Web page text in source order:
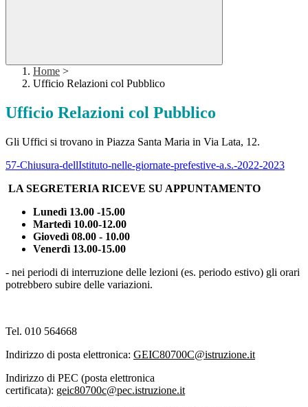
Home >
Ufficio Relazioni col Pubblico
Ufficio Relazioni col Pubblico
Gli Uffici si trovano in Piazza Santa Maria in Via Lata, 12.
57-Chiusura-dellIstituto-nelle-giornate-prefestive-a.s.-2022-2023
LA SEGRETERIA RICEVE SU APPUNTAMENTO
Lunedì 13.00 -15.00
Martedì 10.00-12.00
Giovedì 08.00 - 10.00
Venerdì 13.00-15.00
- nei periodi di interruzione delle lezioni (es. periodo estivo) gli orari
potrebbero subire delle variazioni.
Tel. 010 564668
Indirizzo di posta elettronica: GEIC80700C@istruzione.it
Indirizzo di PEC (posta elettronica
certificata): geic80700c@pec.istruzione.it